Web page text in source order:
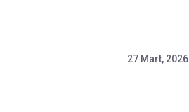
27 Mart, 2026